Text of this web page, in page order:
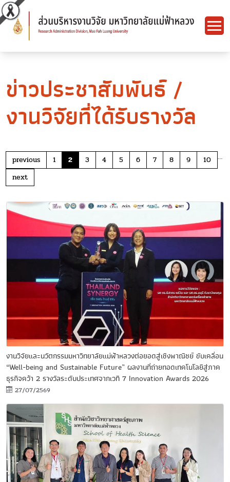
ข่าวประชาสัมพันธ์ /
งานวิจัยที่ได้รับรางวัล
previous 1 2 3 4 5 6 7 8 9 10
…
next
งานวิจัยและนวัตกรรมมหาวิทยาลัยแม่ฟ้าหลวงต่อยอดสู่เชิงพาณิชย์ ขับเคลื่อน
“Well-being and Sustainable Future” ผลงานที่ถ่ายทอดเทคโนโลยีสู่ภาค
ธุรกิจคว้า 2 รางวัลระดับประเทศจากเวที 7 Innovation Awards 2026
27/07/2569